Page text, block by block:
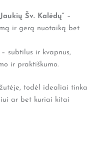
Šv. Kalėdų“ –
ir gerą nuotaiką bet
– subtilus ir kvapnus,
ir praktiškumo.
todėl idealiai tinka
ar bet kuriai kitai